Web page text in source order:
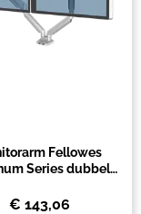
Fellowes
Series dubbel
€ 143,06